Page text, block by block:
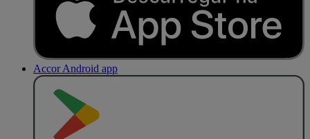
Accor Android app